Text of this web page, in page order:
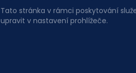
Tato stránka v rámci poskytování
upravit v nastavení prohlížeče.